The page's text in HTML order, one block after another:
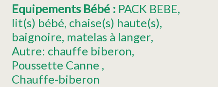
Equipements Bébé : PACK BEBE
lit(s) bébé chaise(s) haute(s)
baignoire matelas à langer
Autre: chauffe biberon
Poussette Canne
Chauffe-biberon